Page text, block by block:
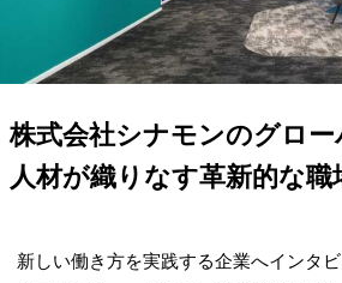
株式会社シナモンのグロ
人材が織りなす革新的な職
新しい働き方を実践する企業へインタビ